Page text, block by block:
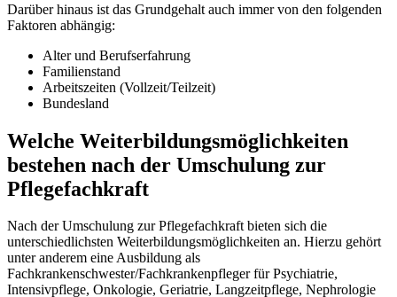
Darüber hinaus ist das Grundgehalt auch immer von den folgenden
Faktoren abhängig:
Alter und Berufserfahrung
Familienstand
Arbeitszeiten (Vollzeit/Teilzeit)
Bundesland
Welche Weiterbildungsmöglichkeiten
bestehen nach der Umschulung zur
Pflegefachkraft
Nach der Umschulung zur Pflegefachkraft bieten sich die
unterschiedlichsten Weiterbildungsmöglichkeiten an. Hierzu gehört
unter anderem eine Ausbildung als
Fachkrankenschwester/Fachkrankenpfleger für Psychiatrie,
Intensivpflege, Onkologie, Geriatrie, Langzeitpflege, Nephrologie